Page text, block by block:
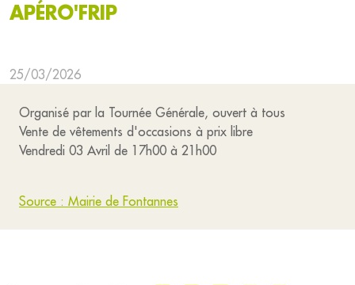
APÉRO'FRIP
25/03/2026
Organisé par la Tournée Générale, ouvert à tous
Vente de vêtements d'occasions à prix libre
Vendredi 03 Avril de 17h00 à 21h00
Source : Mairie de Fontannes